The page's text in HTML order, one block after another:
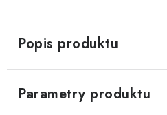
Popis produktu
Parametry produktu